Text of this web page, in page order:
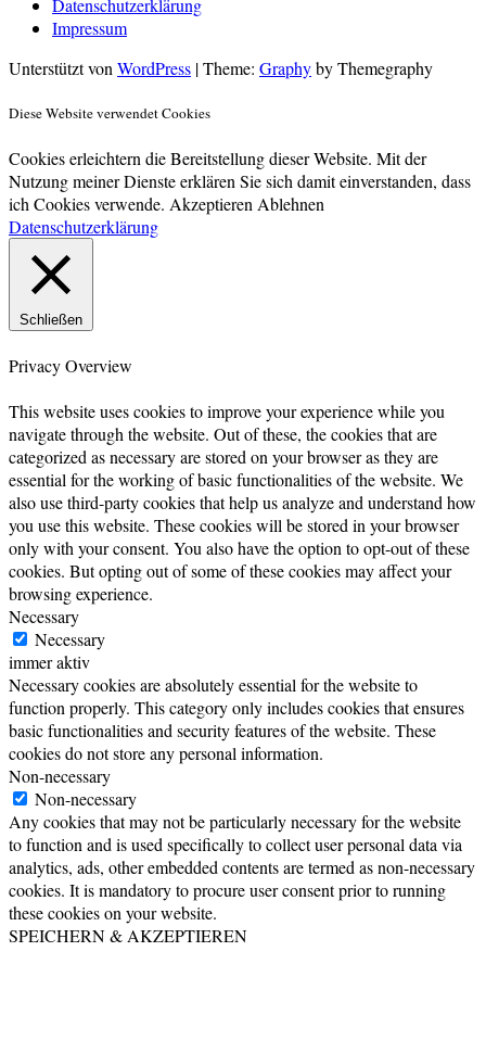
Impressum
Unterstützt von WordPress |Theme: Graphyby Themegraphy
Diese Website verwendet Cookies
Cookies erleichtern die Bereitstellung dieser Website. Mit der
Nutzung meiner Dienste erklären Sie sich damit einverstanden, dass
ich Cookies verwende. Akzeptieren Ablehnen
Datenschutzerklärung
Schließen
Privacy Overview
This website uses cookies to improve your experience while you
navigate through the website. Out of these, the cookies that are
categorized as necessary are stored on your browser as they are
essential for the working of basic functionalities of the website. We
also use third-party cookies that help us analyze and understand how
you use this website. These cookies will be stored in your browser
only with your consent. You also have the option to opt-out of these
cookies. But opting out of some of these cookies may affect your
browsing experience.
Necessary
Necessary
immer aktiv
Necessary cookies are absolutely essential for the website to
function properly. This category only includes cookies that ensures
basic functionalities and security features of the website. These
cookies do not store any personal information.
Non-necessary
Non-necessary
Any cookies that may not be particularly necessary for the website
to function and is used specifically to collect user personal data via
analytics, ads, other embedded contents are termed as non-necessary
cookies. It is mandatory to procure user consent prior to running
these cookies on your website.
SPEICHERN & AKZEPTIEREN